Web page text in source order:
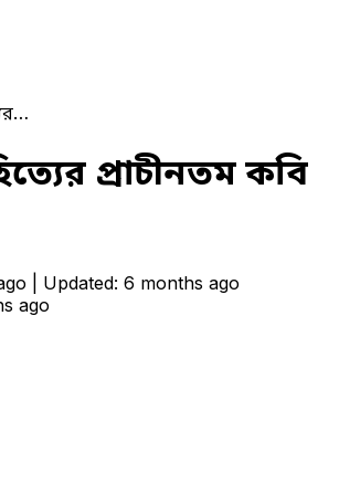
প্রাচীনতম কবি
| Updated: 6 months ago
ago